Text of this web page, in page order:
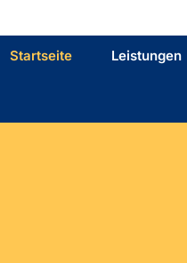
Startseite Leistungen